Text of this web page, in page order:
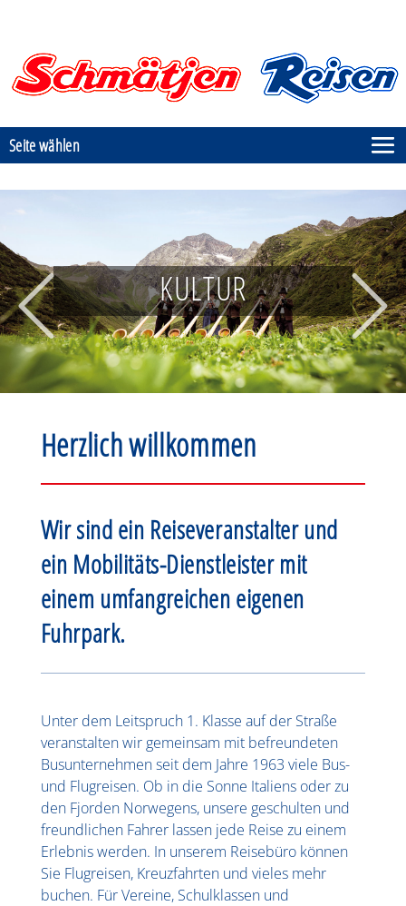
Seite wählen
KULTUR
Herzlich willkommen
Wir sind ein Reiseveranstalter und
ein Mobilitäts-Dienstleister mit
einem umfangreichen eigenen
Fuhrpark.
Unter dem Leitspruch 1. Klasse auf der Straße
veranstalten wir gemeinsam mit befreundeten
Busunternehmen seit dem Jahre 1963 viele Bus-
und Flugreisen. Ob in die Sonne Italiens oder zu
den Fjorden Norwegens, unsere geschulten und
freundlichen Fahrer lassen jede Reise zu einem
Erlebnis werden. In unserem Reisebüro können
Sie Flugreisen, Kreuzfahrten und vieles mehr
buchen. Für Vereine, Schulklassen und